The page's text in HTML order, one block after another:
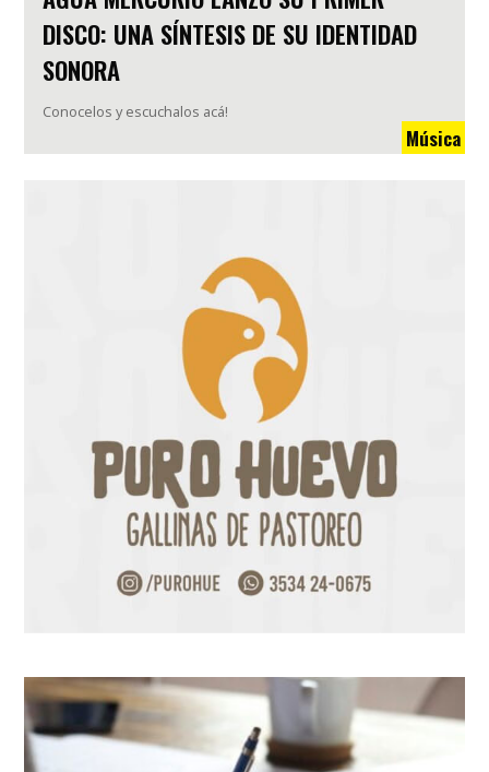
DISCO: UNA SÍNTESIS DE SU IDENTIDAD
SONORA
Conocelos y escuchalos acá!
Música